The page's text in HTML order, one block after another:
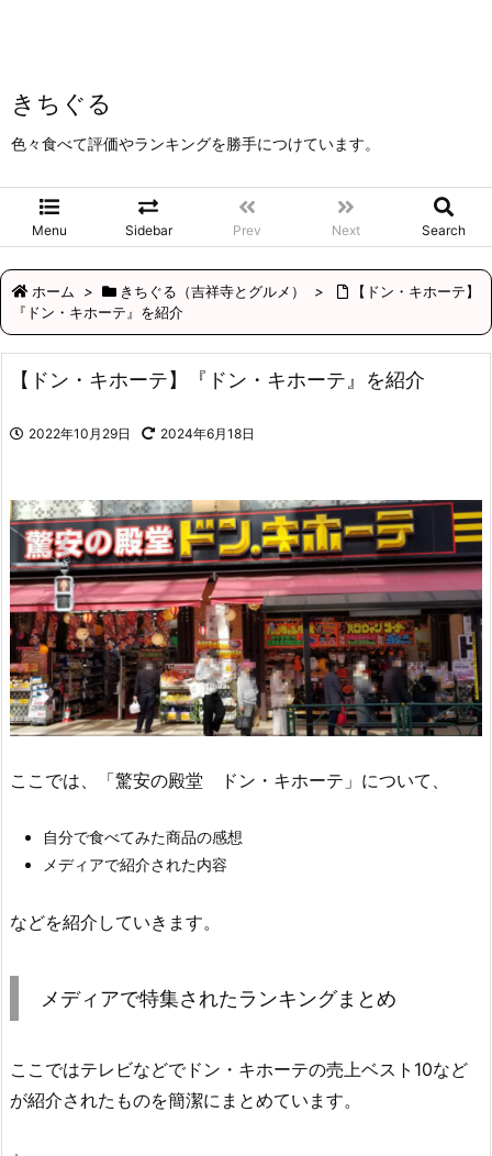
きちぐる
色々食べて評価やランキングを勝手につけています。
Menu Sidebar Prev Next Search
ホーム > きちぐる（吉祥寺とグルメ） >
【ドン・キホーテ】
『ドン・キホーテ』を紹介
【ドン・キホーテ】『ドン・キホーテ』を紹介
2022年10月29日 2024年6月18日
ここでは、「驚安の殿堂 ドン・キホーテ」について、
自分で食べてみた商品の感想
メディアで紹介された内容
などを紹介していきます。
メディアで特集されたランキングまとめ
ここではテレビなどでドン・キホーテの売上ベスト10など
が紹介されたものを簡潔にまとめています。